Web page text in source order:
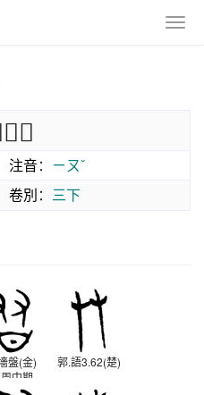
注音： ㄧㄡˇ
卷別： 三下
盤(金)
中期
郭.語3.62(楚)